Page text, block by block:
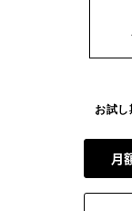
お試
月
ブ
か